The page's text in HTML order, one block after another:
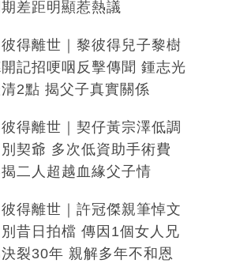
差距明顯惹熱議
得離世｜黎彼得兒子黎樹
記招哽咽反擊傳聞 鍾志光
2點 揭父子真實關係
得離世｜契仔黃宗澤低調
契爺 多次低資助手術費
二人超越血緣父子情
得離世｜許冠傑親筆悼文
昔日拍檔 傳因1個女人兄
裂30年 親解多年不和恩